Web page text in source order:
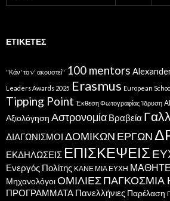
ΕΤΙΚΈΤΕΣ
"Κάν' το ν' ακουστεί" 100 mentors
Leaders Awards 2025 Erasmus European
Tipping Point Έκθεση Φωτογραφίας Ίδρυση
Αξιολόγηση Αστρονομία Βραβεία
ΔΙΑΓΩΝΙΣΜΟΙ ΔΟΜΙΚΩΝ ΕΡΓΩΝ
ΕΚΔΗΛΩΣΕΙΣ ΕΠΙΣΚΕΨΕΙΣ
Ενεργός Πολίτης ΚΑΝΕ ΜΙΑ ΕΥΧΗ
ΜηχανολόγοιΟΜΙΛΙΕΣΠΑΓΚΟΣΜΙΑ
ΠΡΟΓΡΑΜΜΑΤΑ Πανελλήνιες Παρέλαση